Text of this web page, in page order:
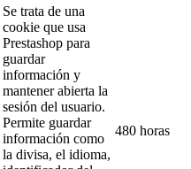
Se trata de una
cookie que usa
Prestashop para
guardar
información y
mantener abierta la
sesión del usuario.
Permite guardar
información como
la divisa, el idioma,
480 horas